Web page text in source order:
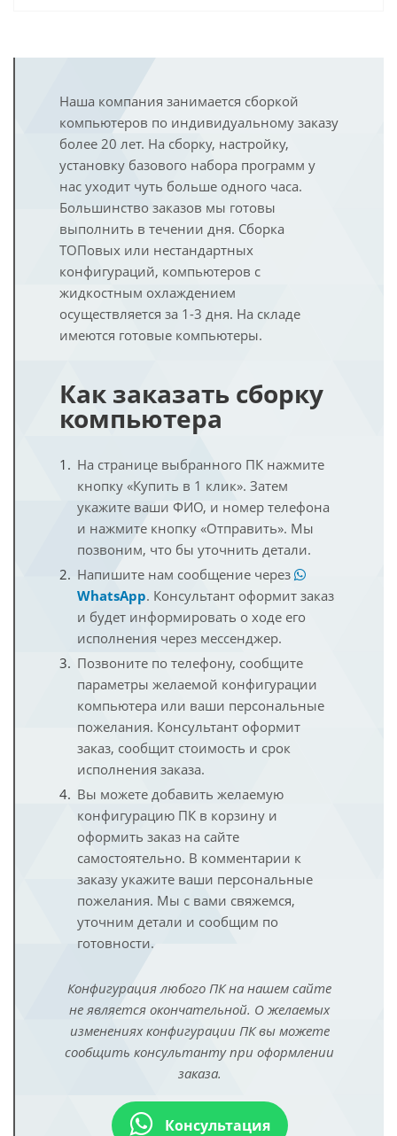
Наша компания занимается сборкой
компьютеров по индивидуальному заказу
более 20 лет. На сборку, настройку,
установку базового набора программ у
нас уходит чуть больше одного часа.
Большинство заказов мы готовы
выполнить в течении дня. Сборка
ТОПовых или нестандартных
конфигураций, компьютеров с
жидкостным охлаждением
осуществляется за 1-3 дня. На складе
имеются готовые компьютеры.
Как заказать сборку
компьютера
На странице выбранного ПК нажмите
кнопку «Купить в 1 клик». Затем
укажите ваши ФИО, и номер телефона
и нажмите кнопку «Отправить». Мы
позвоним, что бы уточнить детали.
Напишите нам сообщение через
WhatsApp. Консультант оформит заказ
и будет информировать о ходе его
исполнения через мессенджер.
Позвоните по телефону, сообщите
параметры желаемой конфигурации
компьютера или ваши персональные
пожелания. Консультант оформит
заказ, сообщит стоимость и срок
исполнения заказа.
Вы можете добавить желаемую
конфигурацию ПК в корзину и
оформить заказ на сайте
самостоятельно. В комментарии к
заказу укажите ваши персональные
пожелания. Мы с вами свяжемся,
уточним детали и сообщим по
готовности.
Конфигурация любого ПК на нашем сайте
не является окончательной. О желаемых
изменениях конфигурации ПК вы можете
сообщить консультанту при оформлении
заказа.
Консультация